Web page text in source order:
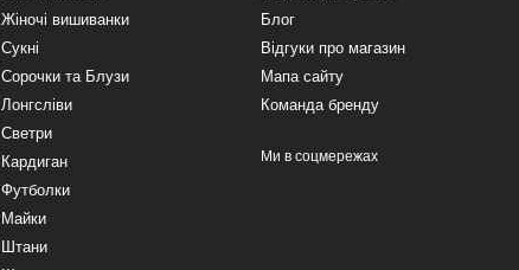
Жіночі вишиванки
Сукні
Сорочки та Блузи
Лонгсліви
Светри
Кардиган
Футболки
Майки
Штани
Блог
Відгуки про магазин
Мапа сайту
Команда бренду
Ми в соцмережах